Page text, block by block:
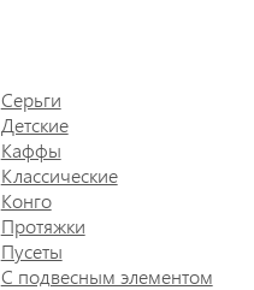
Серьги
Детские
Каффы
Классические
Конго
Протяжки
Пусеты
С подвесным элементом